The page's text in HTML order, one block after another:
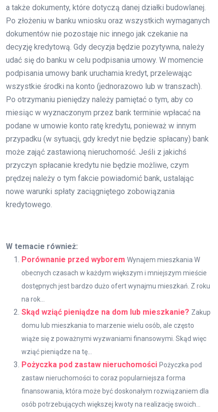
a także dokumenty, które dotyczą danej działki budowlanej.
Po złożeniu w banku wniosku oraz wszystkich wymaganych
dokumentów nie pozostaje nic innego jak czekanie na
decyzję kredytową. Gdy decyzja będzie pozytywna, należy
udać się do banku w celu podpisania umowy. W momencie
podpisania umowy bank uruchamia kredyt, przelewając
wszystkie środki na konto (jednorazowo lub w transzach).
Po otrzymaniu pieniędzy należy pamiętać o tym, aby co
miesiąc w wyznaczonym przez bank terminie wpłacać na
podane w umowie konto ratę kredytu, ponieważ w innym
przypadku (w sytuacji, gdy kredyt nie będzie spłacany) bank
może zająć zastawioną nieruchomość. Jeśli z jakichś
przyczyn spłacanie kredytu nie będzie możliwe, czym
prędzej należy o tym fakcie powiadomić bank, ustalając
nowe warunki spłaty zaciągniętego zobowiązania
kredytowego.
W temacie również:
Porównanie przed wyborem Wynajem mieszkania W
obecnych czasach w każdym większym i mniejszym mieście
dostępnych jest bardzo dużo ofert wynajmu mieszkań. Z roku
na rok...
Skąd wziąć pieniądze na dom lub mieszkanie? Zakup
domu lub mieszkania to marzenie wielu osób, ale często
wiąże się z poważnymi wyzwaniami finansowymi. Skąd więc
wziąć pieniądze na tę...
Pożyczka pod zastaw nieruchomości Pożyczka pod
zastaw nieruchomości to coraz popularniejsza forma
finansowania, która może być doskonałym rozwiązaniem dla
osób potrzebujących większej kwoty na realizację swoich...